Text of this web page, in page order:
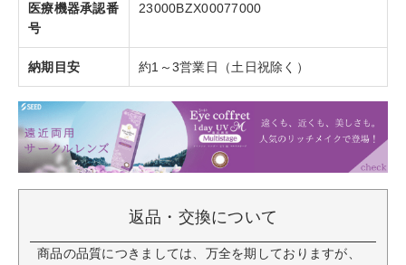
医療機器承認番
号
23000BZX00077000
納期目安 約1～3営業日（土日祝除く）
返品・交換について
商品の品質につきましては、万全を期しておりますが、